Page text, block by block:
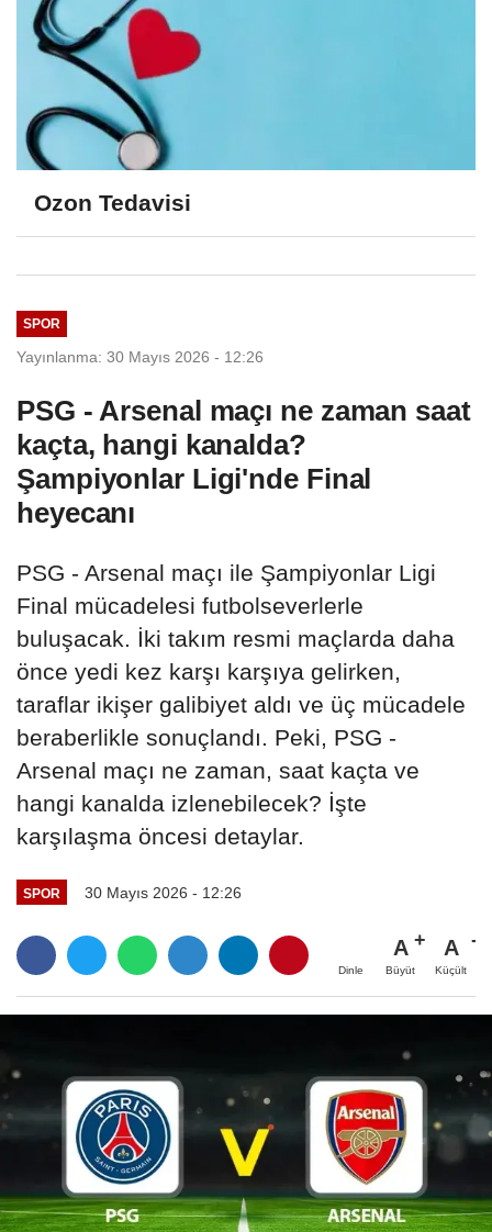
Ozon Tedavisi
SPOR
Yayınlanma: 30 Mayıs 2026 - 12:26
PSG - Arsenal maçı ne zaman saat
kaçta, hangi kanalda?
Şampiyonlar Ligi'nde Final
heyecanı
PSG - Arsenal maçı ile Şampiyonlar Ligi
Final mücadelesi futbolseverlerle
buluşacak. İki takım resmi maçlarda daha
önce yedi kez karşı karşıya gelirken,
taraflar ikişer galibiyet aldı ve üç mücadele
beraberlikle sonuçlandı. Peki, PSG -
Arsenal maçı ne zaman, saat kaçta ve
hangi kanalda izlenebilecek? İşte
karşılaşma öncesi detaylar.
SPOR 30 Mayıs 2026 - 12:26
Dinle
A
Büyüt
A
Küçült